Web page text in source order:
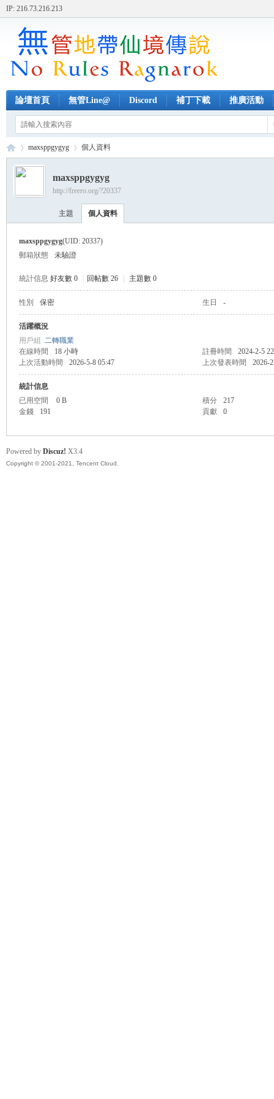
IP: 216.73.216.213
論壇首頁 無管Line@ Discord 補丁下載 推廣活動
›
maxsppgygyg 個人資料
maxsppgygyg
http://freero.org/?20337
主題 個人資料
maxsppgygyg(UID: 20337)
郵箱狀態
未驗證
統計信息 好友數 0 回帖數 26 主題數 0
性別 保密 生日 -
活躍概況
用戶組 二轉職業
在線時間
18 小時 註冊時間
2024-2-5
上次活動時間
2026-5-8 05:47 上次發表時間 2026-
統計信息
已用空間
0 B 積分
217
金錢
191 貢獻 0
Powered by Discuz! X3.4
Copyright © 2001-2021, Tencent Cloud.